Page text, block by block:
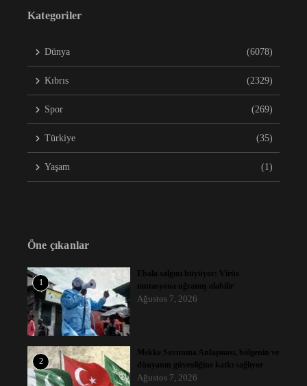
Kategoriler
Dünya (6078)
Kıbrıs (2329)
Spor (269)
Türkiye (35)
Yaşam (1)
Öne çıkanlar
1
Ebola salgını büyüyor: Virüs
mutasyona uğramış olabilir
Ağustos 7, 2026
2
Mekke Savunma Anlaşması, bölgenin ve
dünyanın güvenliğine katkı sağlıyor
Ağustos 7, 2026